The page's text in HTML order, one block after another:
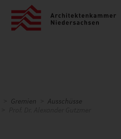
Gremien
Ausschüsse